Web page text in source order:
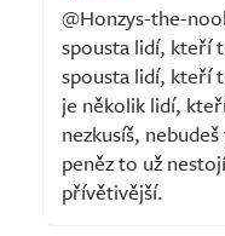
@Honzys-the-
spousta lidí, kteří
spousta lidí, kteří
je několik lidí,
nezkusíš,
peněz to už
přívětivější.